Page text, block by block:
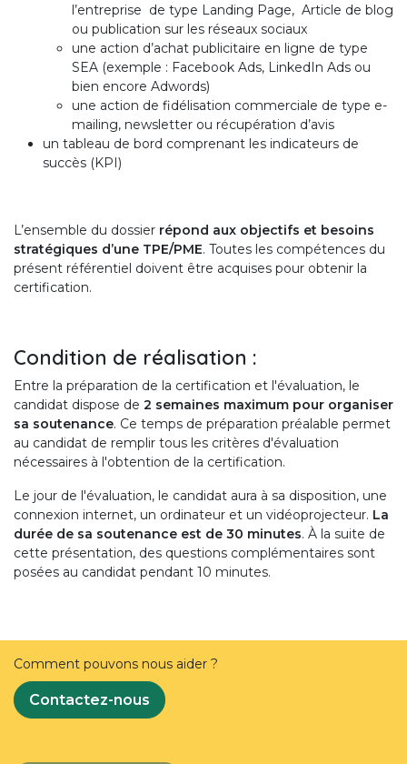
l’entreprise de type Landing Page, Article de blog
ou publication sur les réseaux sociaux
une action d’achat publicitaire en ligne de type
SEA (exemple : Facebook Ads, LinkedIn Ads ou
bien encore Adwords)
une action de fidélisation commerciale de type e-
mailing, newsletter ou récupération d’avis
un tableau de bord comprenant les indicateurs de
succès (KPI)
L’ensemble du dossier répond aux objectifs et besoins
stratégiques d’une TPE/PME. Toutes les compétences du
présent référentiel doivent être acquises pour obtenir la
certification.
Condition de réalisation :
Entre la préparation de la certification et l'évaluation, le
candidat dispose de 2 semaines maximum pour organiser
sa soutenance. Ce temps de préparation préalable permet
au candidat de remplir tous les critères d'évaluation
nécessaires à l'obtention de la certification.
Le jour de l'évaluation, le candidat aura à sa disposition, une
connexion internet, un ordinateur et un vidéoprojecteur. La
durée de sa soutenance est de 30 minutes. À la suite de
cette présentation, des questions complémentaires sont
posées au candidat pendant 10 minutes.
Comment pouvons nous aider ?
Contactez-nous